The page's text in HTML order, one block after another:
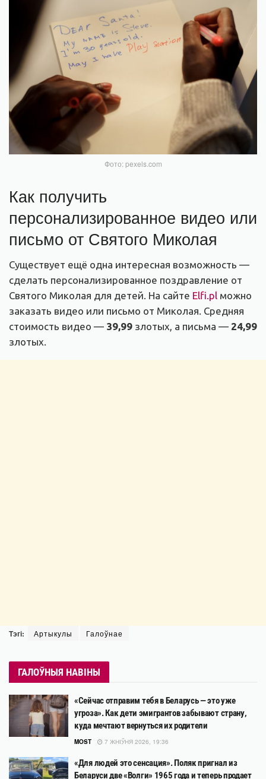
Фото: pexels.com
Как получить
персонализированное видео или
письмо от Святого Миколая
Существует ещё одна интересная возможность —
сделать персонализированное поздравление от
Святого Миколая для детей. На сайте Elfi.pl можно
заказать видео или письмо от Миколая. Средняя
стоимость видео — 39,99 злотых, а письма — 24,99
злотых.
Тэгі: Артыкулы Галоўнае
ГАЛОЎНЫЯ НАВІНЫ
«Сейчас отправим тебя в Беларусь — это уже
угроза». Как дети эмигрантов забывают страну,
куда мечтают вернуться их родители
MOST 7 ЖНІЎНЯ 2026, 19:36
«Для людей это сенсация». Поляк пригнал из
Беларуси две «Волги» 1965 года и теперь продает